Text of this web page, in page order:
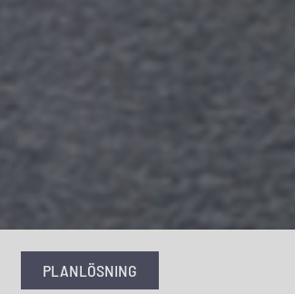
PLANLÖSNING